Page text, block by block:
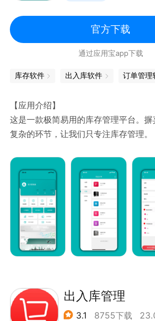
2、记录不同客户的不同价格，可以根
不同的价格
3、追踪商品的进销记录
4、商品的二级分类
[适用对象]
批发商、零售商、微商、超市、个体户
的年轻人
[客服微信]
微信：18798809437
官方下载
通过应用宝app下载
库存软件 出入库软件 订单管理
【应用介绍】
这是一款极简易用的库存管理平台。
复杂的环节，让我们只专注库存管理。
【核心功能】
货品管理、出库入库、库存盘点、库
合、仓库管理等。
出入库管理
3.1 8755下载